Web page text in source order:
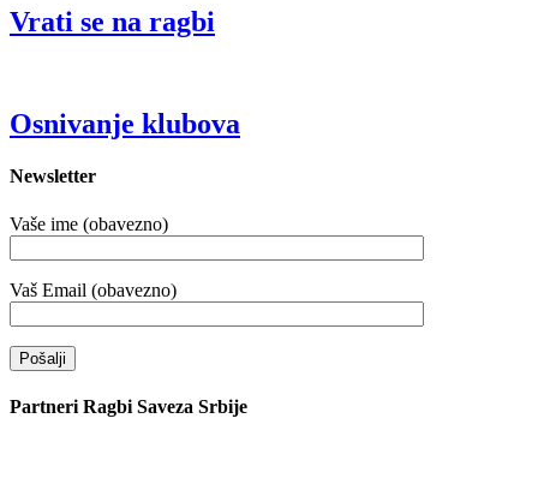
Vrati se na ragbi
Osnivanje klubova
Newsletter
Vaše ime (obavezno)
Vaš Email (obavezno)
Partneri Ragbi Saveza Srbije